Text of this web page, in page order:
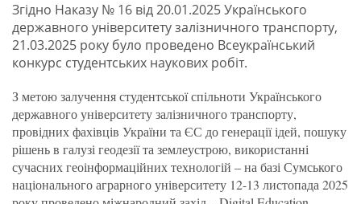
Згідно Наказу № 16 від 20.01.2025 Українського
державного університету залізничного транспорту,
21.03.2025 року було проведено Всеукраїнський
конкурс студентських наукових робіт.
З метою залучення студентської спільноти Українського
державного університету залізничного транспорту,
провідних фахівців України та ЄС до генерації ідей, пошуку
рішень в галузі геодезії та землеустрою, використанні
сучасних геоінформаційних технологій – на базі Сумського
національного аграрного університету 12-13 листопада 2025